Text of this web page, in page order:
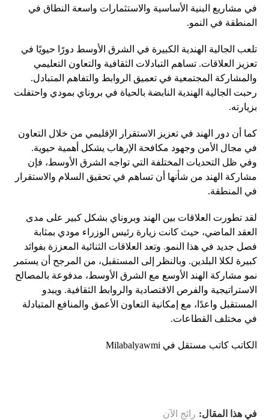
في مشاريع البنية الأساسية والاستثمارات واسعة النطاق في
المنطقة في النمو.
تلعب الجالية الهندية الكبيرة في الشرق الأوسط دورًا حيويًا في
تعزيز العلاقات. تساهم التبادلات الثقافية والتعاون التعليمي
والمشاركة المجتمعية في تعميق الروابط والتفاهم المتبادل.
رحبت الجالية الهندية النابضة بالحياة في بروناي بمودي واحتفلت
بزيارته.
كما أن دور الهند في تعزيز الاستقرار الإقليمي من خلال التعاون
في مجال الأمن وجهود مكافحة الإرهاب يشكل أهمية حيوية.
وفي ظل التحديات المختلفة التي تواجه الشرق الأوسط، فإن
مشاركة الهند من شأنها أن تساهم في تحقيق السلام والاستقرار
في المنطقة.
لقد تطورت العلاقات بين الهند وبروناي بشكل كبير على مدى
العقد الماضي، حيث كانت زيارة رئيس الوزراء مودي بمثابة
فصل جديد في هذا النمو. وتعد العلاقات الثنائية المعززة بفوائد
كبيرة لكلا البلدين. وبالنظر إلى المستقبل، من المرجح أن يستمر
نمو مشاركة الهند الأوسع مع الشرق الأوسط، مدفوعة بالمصالح
الاستراتيجية والفرص الاقتصادية والروابط الثقافية. ويبدو
المستقبل واعدًا، مع إمكانية التعاون الأعمق والمنافع المتبادلة
في مختلف القطاعات.
الكاتب كاتب مستقل في Milabalyawmi
في هذا المقال: رائج الآن